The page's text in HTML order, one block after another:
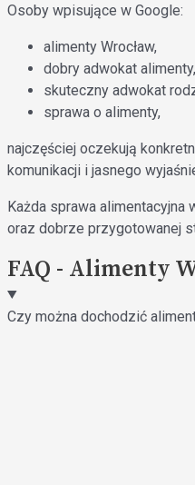
Osoby wpisujące w Google:
alimenty Wrocław,
dobry adwokat alimenty,
skuteczny adwokat
sprawa o alimenty,
najczęściej oczekują
komunikacji i jasnego
Każda sprawa alimentacyjna
oraz dobrze przygotowanej
FAQ - Alimenty
Czy można dochodzić